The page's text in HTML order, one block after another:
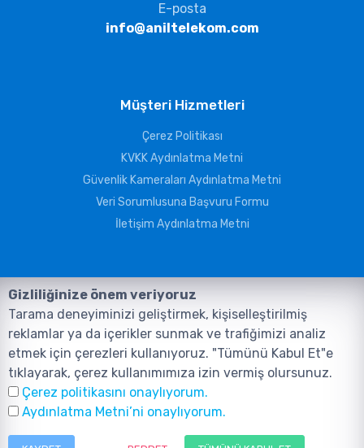
E-posta
info@aniltelekom.com
Müşteri Hizmetleri
Çerez Politikası
KVKK Aydınlatma Metni
Güvenlik Kameraları Aydınlatma Metni
Veri Sorumlusuna Başvuru Formu
İletişim Aydınlatma Metni
©2026, Tüm Hakları ANIL TELEKOMÜNİKASYON GÜVENLİK VE BİLİŞİM
SİSTEMLERİ SAN. TİC. LTD. ŞTİ. aittir.Tasarım ve Yazılım:
Tasarım Yazılım ve Teknoloji
Gizliliğinize önem veriyoruz
Tarama deneyiminizi geliştirmek, kişiselleştirilmiş
reklamlar ya da içerikler sunmak ve trafiğimizi analiz
etmek için çerezleri kullanıyoruz. "Tümünü Kabul Et"e
tıklayarak, çerez kullanımımıza izin vermiş olursunuz.
Çerez politikasını onaylıyorum.
Aydınlatma Metni’ni onaylıyorum.